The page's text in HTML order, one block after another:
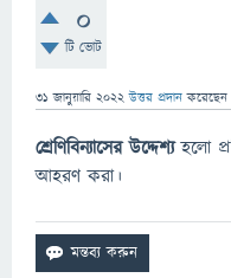
0
টি ভোট
31 জানুয়ারি 2022 উত্তর প্রদান করেছেন
শ্রেণিবিন্যাসের উদ্দেশ্যহলো
আহরণ করা।